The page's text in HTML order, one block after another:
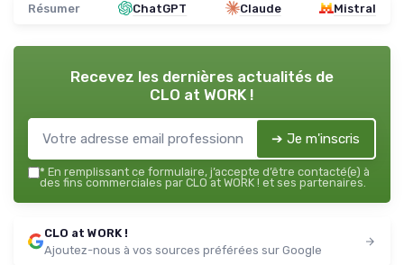
Résumer ChatGPT Claude Mistral
Recevez les dernières actualités de
CLO at WORK !
➔ Je m'inscris
* En remplissant ce formulaire, j’accepte d’être contacté(e) à
des fins commerciales par CLO at WORK ! et ses partenaires.
CLO at WORK !
Ajoutez-nous à vos sources préférées sur Google